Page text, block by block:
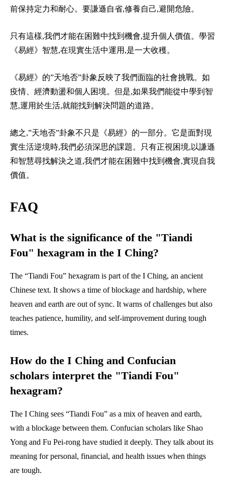
前保持定力和耐心。要謙遜自省,修養自己,避開危險。
只有這樣,我們才能在困難中找到機會,提升個人價值。學習
《易經》智慧,在現實生活中運用,是一大收穫。
《易經》的”天地否”卦象反映了我們面臨的社會挑戰。如
疫情、經濟動盪和個人困境。但是,如果我們能從中學到智
慧,運用於生活,就能找到解決問題的道路。
總之,”天地否”卦象不只是《易經》的一部分。它是面對現
實生活逆境時,我們必須深思的課題。只有正視困境,以謙遜
和智慧尋找解決之道,我們才能在困難中找到機會,實現自我
價值。
FAQ
What is the significance of the "Tiandi
Fou" hexagram in the I Ching?
The “Tiandi Fou” hexagram is part of the I Ching, an ancient
Chinese text. It shows a time of blockage and hardship, where
heaven and earth are out of sync. It warns of challenges but also
teaches patience, humility, and self-improvement during tough
times.
How do the I Ching and Confucian
scholars interpret the "Tiandi Fou"
hexagram?
The I Ching sees “Tiandi Fou” as a mix of heaven and earth,
with a blockage between them. Confucian scholars like Shao
Yong and Fu Pei-rong have studied it deeply. They talk about its
meaning for personal, financial, and health issues when things
are tough.